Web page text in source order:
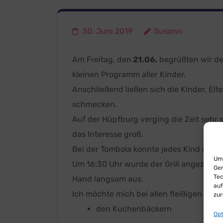
30. Juni 2019 Susann
Am Freitag, den 21.06. begrüßten wir
kleinen Programm aller Kinder.
Anschließend ließen sich die Kinder,
schmecken.
Auf der Hüpfburg verging die Zeit sehr
das Interesse groß.
Bei der Tombola konnte jedes Kind
Um 16:30 Uhr wurde der Grill
Hand langsam aus.
Ich möchte mich bei allen fleißigen
den Kuchenbäckern